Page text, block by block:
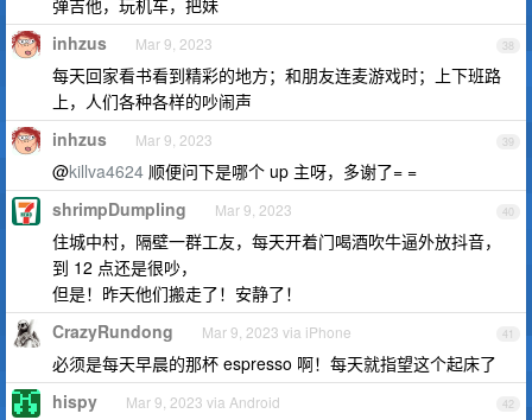
弹吉他，玩机车，把妹
38
inhzus Mar 9, 2023
每天回家看书看到精彩的地方；和朋友连麦游戏时；上下班路
上，人们各种各样的吵闹声
39
inhzus Mar 9, 2023
@killva4624 顺便问下是哪个 up 主呀，多谢了= =
40
shrimpDumpling Mar 9, 2023
住城中村，隔壁一群工友，每天开着门喝酒吹牛逼外放抖音，
到 12 点还是很吵，
但是！昨天他们搬走了！安静了！
41
CrazyRundong Mar 9, 2023 via iPhone
必须是每天早晨的那杯 espresso 啊！每天就指望这个起床了
42
hispy Mar 9, 2023 via Android